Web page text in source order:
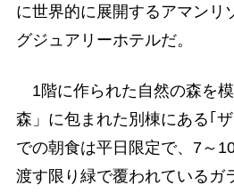
に世界的に展開するアマンリ
グジュアリーホテルだ。
1階に作られた自然の森を
森」に包まれた別棟にある｢
での朝食は平日限定で、7～
渡す限り緑で覆われているガ